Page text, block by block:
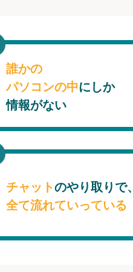
誰かの
パソコンの中にしか
情報がない
チャットのやり取りで、
全て流れていっている